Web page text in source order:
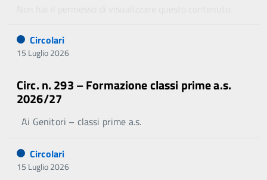
Circolari
15 Luglio 2026
Circ. n. 293 – Formazione classi prime a.s.
2026/27
Ai Genitori – classi prime a.s.
Circolari
15 Luglio 2026